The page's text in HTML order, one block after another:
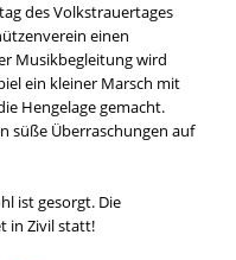
des Volkstrauertages
einen
Musikbegleitung wird
ein kleiner Marsch mit
Hengelage gemacht.
süße Überraschungen auf
ist gesorgt. Die
in Zivil statt!